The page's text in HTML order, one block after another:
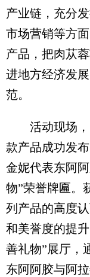
产业链，充分
市场营销等方
产品，把肉苁
进地方经济发
范。
活动现场，
款产品成功发
金妮代表东阿
物”荣誉牌匾。
列产品的高度
和美誉度的提
善礼物”展厅，
东阿阿胶与阿